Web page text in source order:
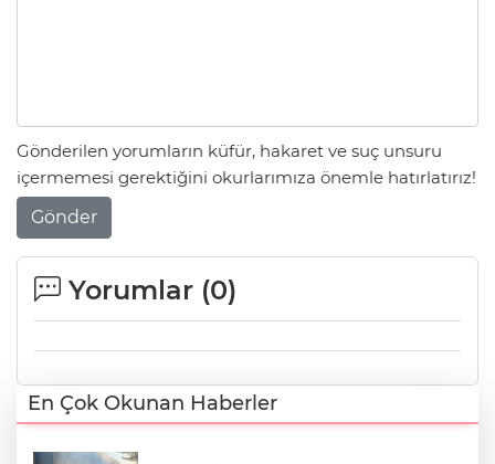
Gönderilen yorumların küfür, hakaret ve suç unsuru
içermemesi gerektiğini okurlarımıza önemle hatırlatırız!
Gönder
Yorumlar (0)
En Çok Okunan Haberler